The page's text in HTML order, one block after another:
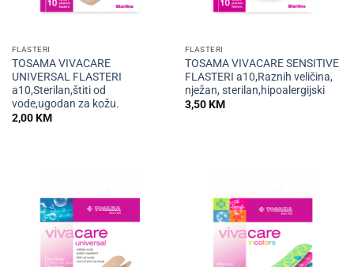
FLASTERI
TOSAMA VIVACARE
UNIVERSAL FLASTERI
a10,Sterilan,štiti od
vode,ugodan za kožu.
2,00KM
FLASTERI
TOSAMA VIVACARE SENSITIVE
FLASTERI a10,Raznih veličina,
nježan, sterilan,hipoalergijski
3,50KM